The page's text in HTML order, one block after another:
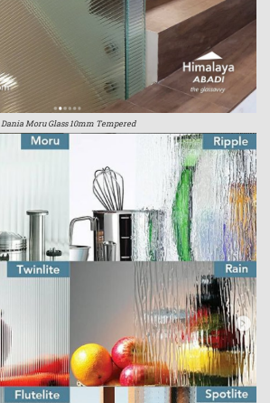
Dania Moru Glass 10mm Tempered